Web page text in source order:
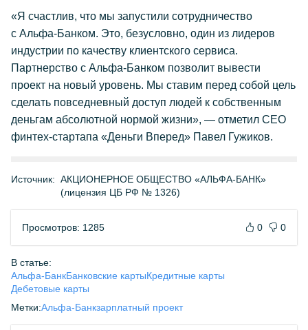
«Я счастлив, что мы запустили сотрудничество
с Альфа-Банком. Это, безусловно, один из лидеров
индустрии по качеству клиентского сервиса.
Партнерство с Альфа-Банком позволит вывести
проект на новый уровень. Мы ставим перед собой цель
сделать повседневный доступ людей к собственным
деньгам абсолютной нормой жизни», — отметил CEO
финтех-стартапа «Деньги Вперед» Павел Гужиков.
Источник: АКЦИОНЕРНОЕ ОБЩЕСТВО «АЛЬФА-БАНК»
(лицензия ЦБ РФ № 1326)
Просмотров: 1285 0 0
В статье:
Альфа-БанкБанковские картыКредитные карты
Дебетовые карты
Метки:Альфа-Банкзарплатный проект